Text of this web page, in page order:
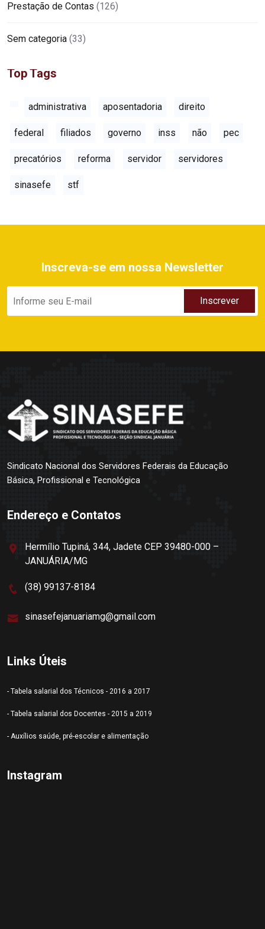
Prestação de Contas (126)
Sem categoria (33)
Top Tags
administrativa aposentadoria direito
federal filiados governo inss não pec
precatórios reforma servidor servidores
sinasefe stf
Inscreva-se em nossa Newsletter
Sindicato Nacional dos Servidores Federais da Educação
Básica, Profissional e Tecnológica
Endereço e Contatos
Hermílio Tupiná, 344, Jadete CEP 39480-000 –
JANUÁRIA/MG
(38) 99137-8184
sinasefejanuariamg@gmail.com
Links Úteis
- Tabela salarial dos Técnicos - 2016 a 2017
- Tabela salarial dos Docentes - 2015 a 2019
- Auxílios saúde, pré-escolar e alimentação
Instagram